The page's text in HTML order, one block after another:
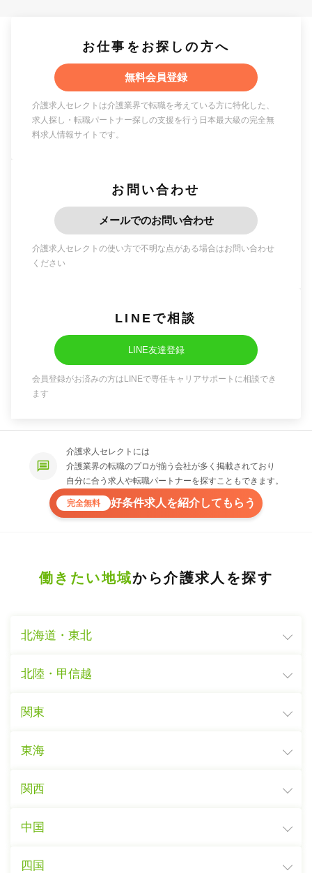
お仕事をお探しの方へ
無料会員登録
介護求人セレクトは介護業界で転職を考えている方に特化した、
求人探し・転職パートナー探しの支援を行う日本最大級の完全無
料求人情報サイトです。
お問い合わせ
メールでのお問い合わせ
介護求人セレクトの使い方で不明な点がある場合はお問い合わせ
ください
LINEで相談
LINE友達登録
会員登録がお済みの方はLINEで専任キャリアサポートに相談でき
ます
介護求人セレクトには
介護業界の転職のプロが揃う会社が多く掲載されており
自分に合う求人や転職パートナーを探すこともできます。
完全無料 好条件求人を紹介してもらう
働きたい地域から介護求人を探す
北海道・東北
北陸・甲信越
関東
東海
関西
中国
四国